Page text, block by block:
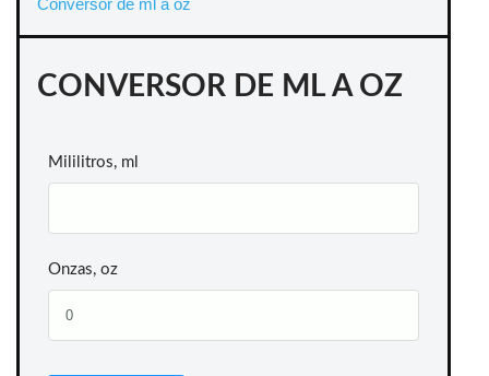
Conversor de ml a oz
CONVERSOR DE ML A OZ
Mililitros, ml
Onzas, oz